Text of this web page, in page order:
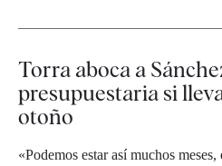
Torra aboca a
presupuestaria si
otoño
«Podemos estar así muchos